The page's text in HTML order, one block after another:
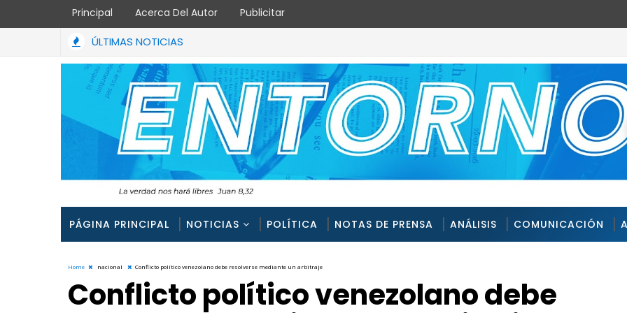
Principal Acerca Del Autor Publicitar
ÚLTIMAS NOTICIAS
Terremoto evidenció graves fallas de planificación y capacidad operativa
PÁGINA PRINCIPAL NOTICIAS POLÍTICA NOTAS DE PRENSA ANÁLISIS COMUNICACIÓN
Home nacional Conflicto político venezolano debe resolverse mediante un arbitraje
Conflicto político venezolano debe